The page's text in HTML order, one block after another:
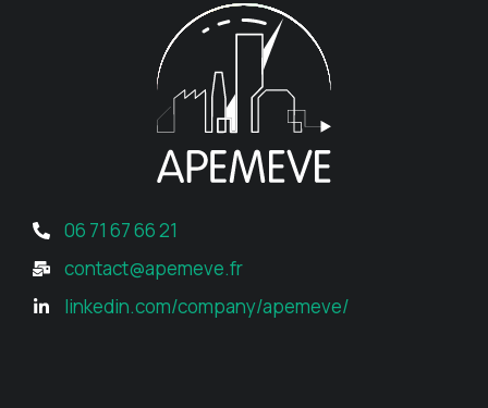
06 71 67 66 21
contact@apemeve.fr
linkedin.com/company/apemeve/